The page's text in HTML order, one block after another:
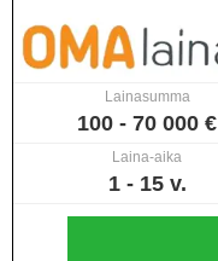
Lainasumma
100 - 70 000 €
Laina-aika
1 - 15 v.